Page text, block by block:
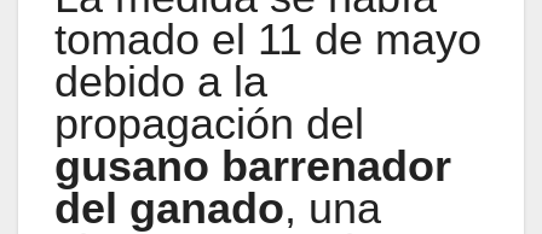
tomado el 11 de mayo
debido a la
propagación del
gusano barrenador
del ganado, una